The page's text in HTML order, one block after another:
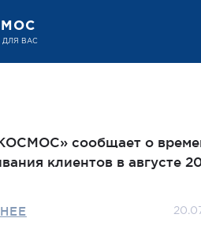
КОСМОС
сообщает о
клиентов в августе